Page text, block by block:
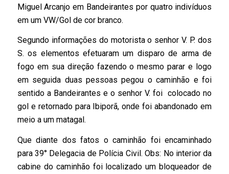
Miguel Arcanjo em Bandeirantes por quatro indivíduos
em um VW/Gol de cor branco.
Segundo informações do motorista o senhor V. P. dos
S. os elementos efetuaram um disparo de arma de
fogo em sua direção fazendo o mesmo parar e logo
em seguida duas pessoas pegou o caminhão e foi
sentido a Bandeirantes e o senhor V. foi colocado no
gol e retornado para Ibiporã, onde foi abandonado em
meio a um matagal.
Que diante dos fatos o caminhão foi encaminhado
para 39° Delegacia de Polícia Civil. Obs: No interior da
cabine do caminhão foi localizado um bloqueador de